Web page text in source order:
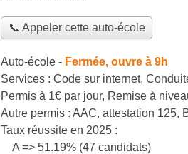
📞 Appeler cette auto-école
Auto-école - Fermée, ouvre à 9h
Services : Code sur internet,
Permis à 1€ par jour, Remise à
Autre permis : AAC, attestation 125,
Taux réussite en 2025 :
A => 51.19% (47 candidats)